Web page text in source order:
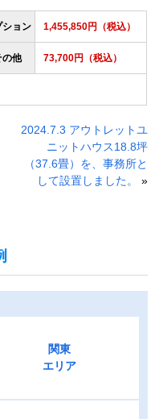
ション 1,455,850円（税込）
の他 73,700円（税込）
2024.7.3 アウトレットユ
ニットハウス18.8坪
（37.6畳）を、事務所と
して設置しました。
»
関東
エリア